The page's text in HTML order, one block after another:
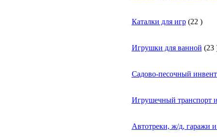
Каталки для игр(22 )
Игрушки для ванной (23
Садово-песочный
Игрушечный транспорт
Автотреки, ж/д, гаражи